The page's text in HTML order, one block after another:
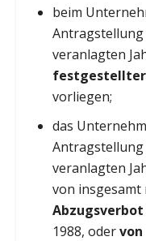
beim
veranlagten
festgestellter
vorliegen;
das
veranlagten
von insgesamt
Abzugsverbot
1988, odervon